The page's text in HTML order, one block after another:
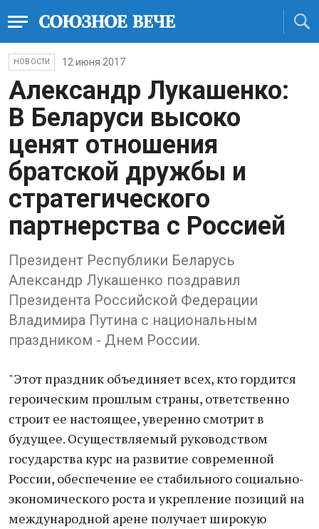
НОВОСТИ 12 июня 2017
Александр Лукашенко:
В Беларуси высоко
ценят отношения
братской дружбы и
стратегического
партнерства с Россией
Президент Республики Беларусь
Александр Лукашенко поздравил
Президента Российской Федерации
Владимира Путина с национальным
праздником - Днем России.
"Этот праздник объединяет всех, кто гордится
героическим прошлым страны, ответственно
строит ее настоящее, уверенно смотрит в
будущее. Осуществляемый руководством
государства курс на развитие современной
России, обеспечение ее стабильного социально-
экономического роста и укрепление позиций на
международной арене получает широкую